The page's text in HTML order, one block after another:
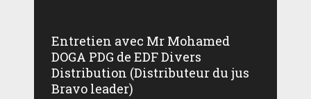
Entretien avec Mr Mohamed
DOGA PDG de EDF Divers
Distribution (Distributeur du jus
Bravo leader)